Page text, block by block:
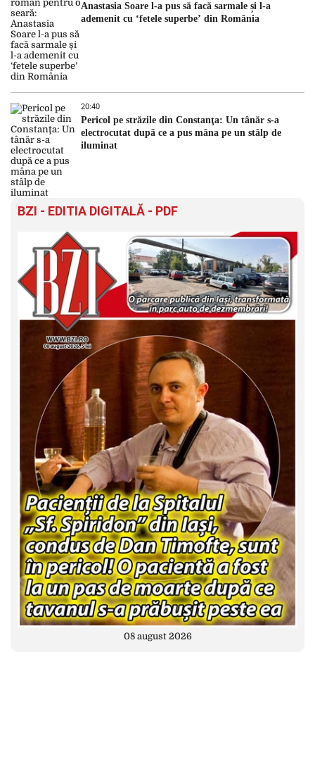
Anastasia Soare l-a pus să facă sarmale și l-a
ademenit cu ‘fetele superbe’ din România
20:40
Pericol pe străzile din Constanţa: Un tânăr s-a
electrocutat după ce a pus mâna pe un stâlp de
iluminat
BZI - EDITIA DIGITALĂ - PDF
08 august 2026